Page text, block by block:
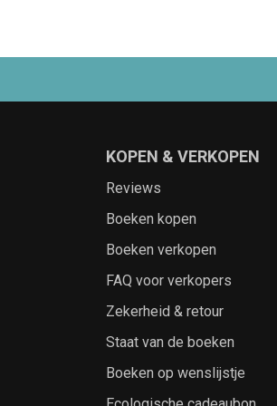
KOPEN & VERKOPEN
Reviews
Boeken kopen
Boeken verkopen
FAQ voor verkopers
Zekerheid & retour
Staat van de boeken
Boeken op wenslijstje